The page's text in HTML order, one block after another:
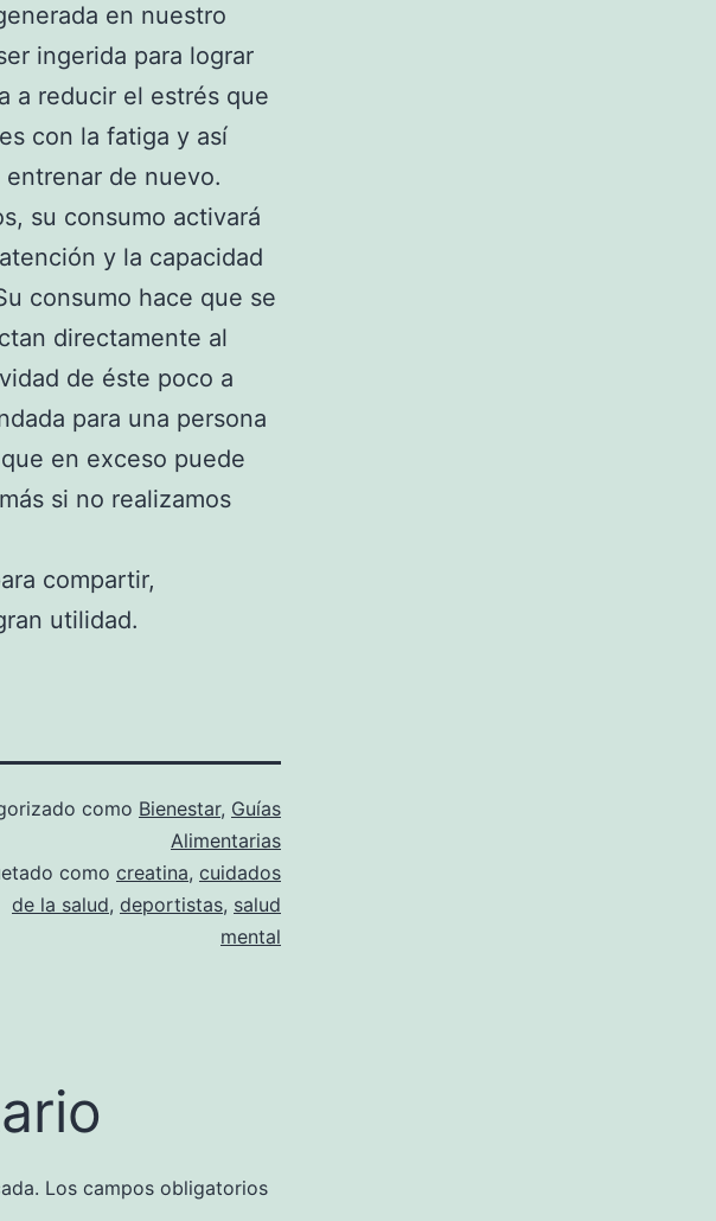
en nuestro
ingerida para lograr
a reducir el estrés que
con la fatiga y así
de nuevo.
su consumo activará
y la capacidad
consumo hace que se
directamente al
de éste poco a
para una persona
en exceso puede
si no realizamos
compartir,
utilidad.
como Bienestar, Guías
Alimentarias
como creatina, cuidados
de la salud, deportistas, salud
mental
Los campos obligatorios